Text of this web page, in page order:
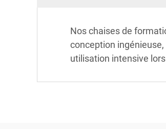
Nos chaises de
conception
utilisation intensive